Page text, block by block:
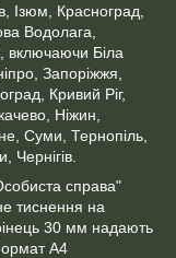
Ізюм, Красноград,
Водолага,
включаючи Біла
Запоріжжя,
Кривий Ріг,
Ніжин,
Суми, Тернопіль,
справа"
тиснення на
30 мм надають
А4